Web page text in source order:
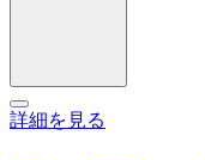
詳細を見る